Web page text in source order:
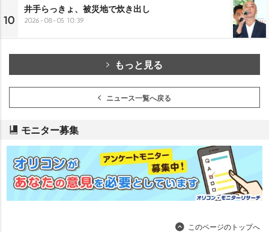
10
井手らっきょ、被災地で炊き出し
2026-08-05 10:39
もっと見る
ニュース一覧へ戻る
モニター募集
このページのトップへ